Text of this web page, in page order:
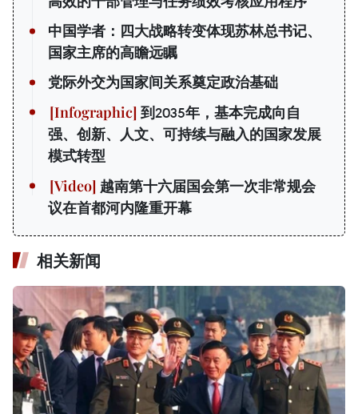
中国学者：四大战略转变体现苏林总书记、
国家主席的高瞻远瞩
党际外交为国家间关系奠定政治基础
到2035年，基本完成向自
强、创新、人文、可持续与融入的国家发展
模式转型
越南第十六届国会第一次非常规会
议在首都河内隆重开幕
相关新闻